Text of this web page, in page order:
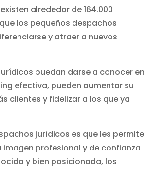
alrededor de 164.000
los pequeños despachos
y atraer a nuevos
puedan darse a conocer en
efectiva, pueden aumentar su
clientes y fidelizar a los que ya
jurídicos es que les permite
profesional y de confianza
y bien posicionada, los